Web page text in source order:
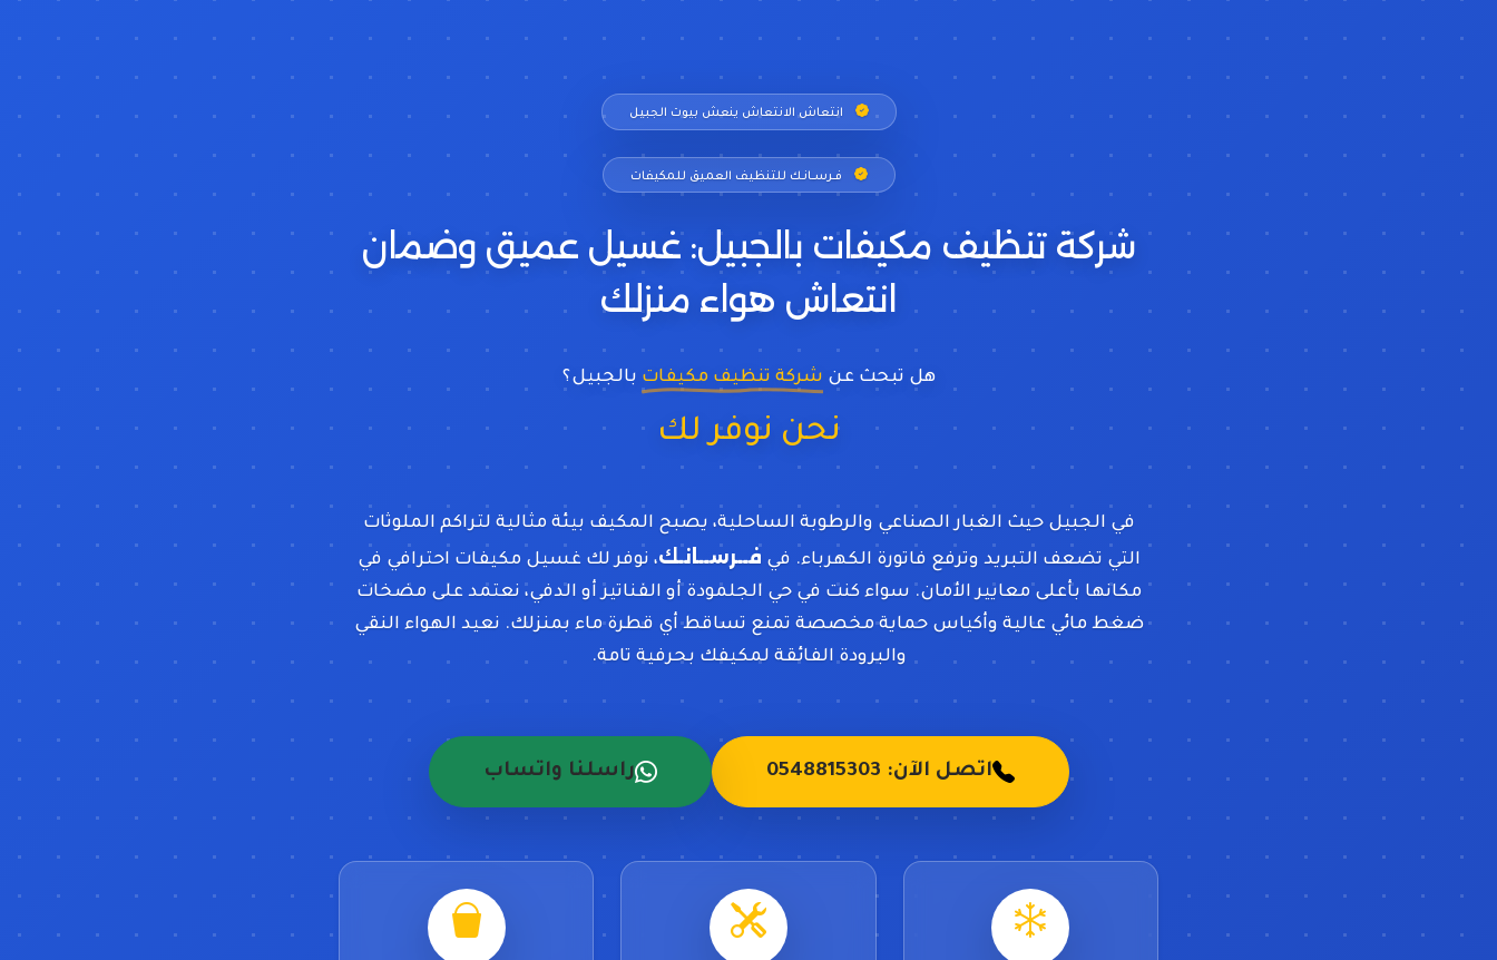
انتعاش الانتعاش ينعش بيوت الجبيل
فــرســانـك للتنظيف العميق للمكيفات
شركة تنظيف مكيفات بالجبيل: غسيل عميق وضمان
انتعاش هواء منزلك
هل تبحث عن شركة تنظيف مكيفات بالجبيل؟
نحن نوفر لك غسيل الوحدا
في الجبيل حيث الغبار الصناعي والرطوبة الساحلية، يصبح المكيف بيئة مثالية لتراكم الملوثات
التي تضعف التبريد وترفع فاتورة الكهرباء. في فــرســانـك، نوفر لك غسيل مكيفات احترافي في
مكانها بأعلى معايير الأمان. سواء كنت في حي الجلمودة أو الفناتير أو الدفي، نعتمد على مضخات
ضغط مائي عالية وأكياس حماية مخصصة تمنع تساقط أي قطرة ماء بمنزلك. نعيد الهواء النقي
والبرودة الفائقة لمكيفك بحرفية تامة.
اتصل الآن: 0548815303 راسلنا واتساب